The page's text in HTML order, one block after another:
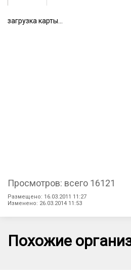
загрузка карты...
Просмотров: всего 16121
Размещено: 16.03.2011 11:27
Изменено: 26.03.2014 11:53
Похожие